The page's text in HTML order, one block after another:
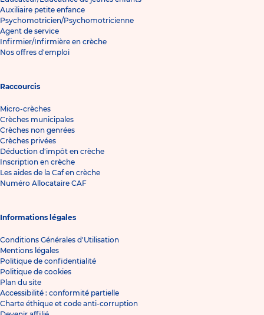
Auxiliaire petite enfance
Psychomotricien/Psychomotricienne
Agent de service
Infirmier/Infirmière en crèche
Nos offres d'emploi
Raccourcis
Micro-crèches
Crèches municipales
Crèches non genrées
Crèches privées
Déduction d'impôt en crèche
Inscription en crèche
Les aides de la Caf en crèche
Numéro Allocataire CAF
Informations légales
Conditions Générales d'Utilisation
Mentions légales
Politique de confidentialité
Politique de cookies
Plan du site
Accessibilité : conformité partielle
Charte éthique et code anti-corruption